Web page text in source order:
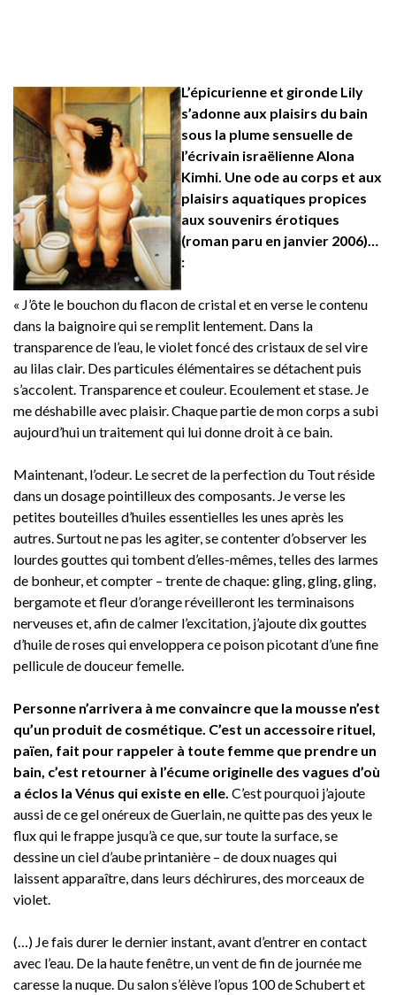
L’épicurienne et gironde Lily
s’adonne aux plaisirs du bain
sous la plume sensuelle de
l’écrivain israëlienne Alona
Kimhi. Une ode au corps et aux
plaisirs aquatiques propices
aux souvenirs érotiques
(roman paru en janvier 2006)…
:
« J’ôte le bouchon du flacon de cristal et en verse le contenu
dans la baignoire qui se remplit lentement. Dans la
transparence de l’eau, le violet foncé des cristaux de sel vire
au lilas clair. Des particules élémentaires se détachent puis
s’accolent. Transparence et couleur. Ecoulement et stase. Je
me déshabille avec plaisir. Chaque partie de mon corps a subi
aujourd’hui un traitement qui lui donne droit à ce bain.
Maintenant, l’odeur. Le secret de la perfection du Tout réside
dans un dosage pointilleux des composants. Je verse les
petites bouteilles d’huiles essentielles les unes après les
autres. Surtout ne pas les agiter, se contenter d’observer les
lourdes gouttes qui tombent d’elles-mêmes, telles des larmes
de bonheur, et compter – trente de chaque: gling, gling, gling,
bergamote et fleur d’orange réveilleront les terminaisons
nerveuses et, afin de calmer l’excitation, j’ajoute dix gouttes
d’huile de roses qui enveloppera ce poison picotant d’une fine
pellicule de douceur femelle.
Personne n’arrivera à me convaincre que la mousse n’est
qu’un produit de cosmétique. C’est un accessoire rituel,
païen, fait pour rappeler à toute femme que prendre un
bain, c’est retourner à l’écume originelle des vagues d’où
a éclos la Vénus qui existe en elle. C’est pourquoi j’ajoute
aussi de ce gel onéreux de Guerlain, ne quitte pas des yeux le
flux qui le frappe jusqu’à ce que, sur toute la surface, se
dessine un ciel d’aube printanière – de doux nuages qui
laissent apparaître, dans leurs déchirures, des morceaux de
violet.
(…) Je fais durer le dernier instant, avant d’entrer en contact
avec l’eau. De la haute fenêtre, un vent de fin de journée me
caresse la nuque. Du salon s’élève l’opus 100 de Schubert et